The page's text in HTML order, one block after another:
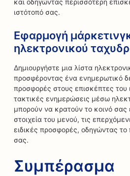
και οδηγώντας περισσότερη
ιστότοπό σας.
Εφαρμογή
ηλεκτρονικού
Δημιουργήστε μια λίστα
προσφέροντας ένα ενημερωτικό
προσφορές στους επισκέπτες του
τακτικές ενημερώσεις μέσω
μπορούν να κρατούν το κοινό σας
στοιχεία του μενού, τις
ειδικές προσφορές, οδηγώντας το
σας.
Συμπέρασμα